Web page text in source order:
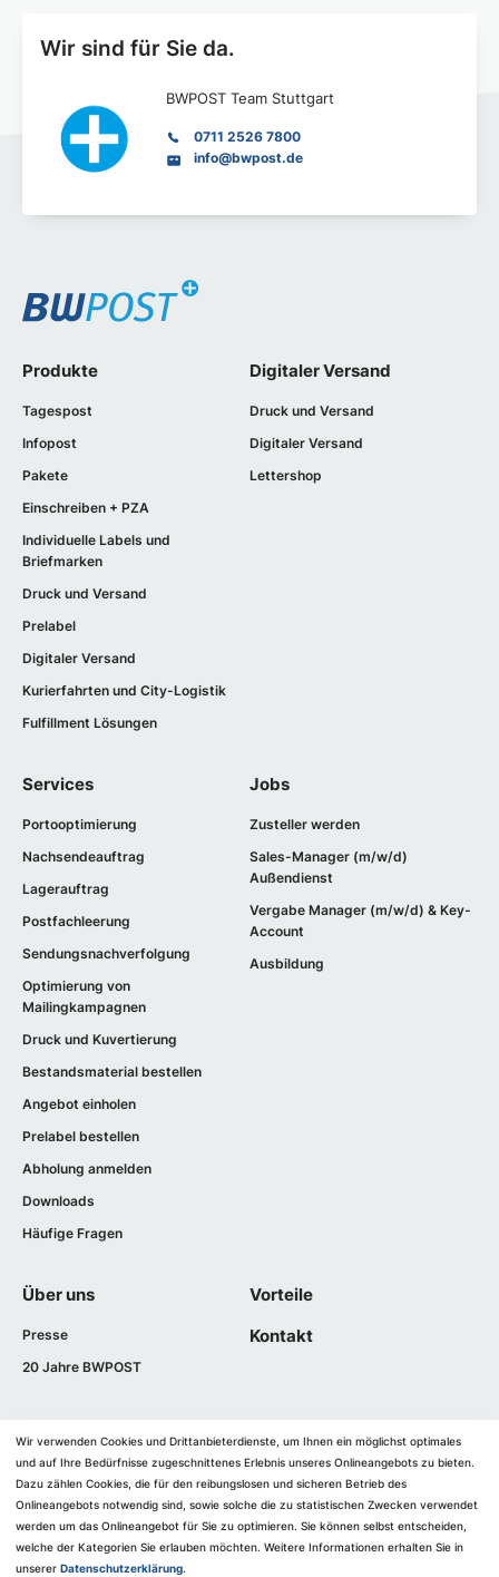
Wir sind für Sie da.
BWPOST Team Stuttgart
0711 2526 7800
info@bwpost.de
Produkte
Tagespost
Infopost
Pakete
Einschreiben + PZA
Individuelle Labels und
Briefmarken
Druck und Versand
Prelabel
Digitaler Versand
Kurierfahrten und City-Logistik
Fulfillment Lösungen
Digitaler Versand
Druck und Versand
Digitaler Versand
Lettershop
Services
Portooptimierung
Nachsendeauftrag
Lagerauftrag
Postfachleerung
Sendungsnachverfolgung
Optimierung von
Mailingkampagnen
Druck und Kuvertierung
Bestandsmaterial bestellen
Angebot einholen
Prelabel bestellen
Abholung anmelden
Downloads
Häufige Fragen
Jobs
Zusteller werden
Sales-Manager (m/w/d)
Außendienst
Vergabe Manager (m/w/d) & Key-
Account
Ausbildung
Über uns
Presse
20 Jahre BWPOST
Vorteile
Kontakt
Impressum
AGB
Barrierefreiheit
Datenschutz
Wir verwenden Cookies und Drittanbieterdienste, um Ihnen ein möglichst optimales
und auf Ihre Bedürfnisse zugeschnittenes ​Erlebnis unseres Onlineangebots zu bieten.
Dazu zählen Cookies, die für den reibungslosen und sicheren Betrieb des
Onlineangebots notwendig sind, sowie solche die zu statistischen Zwecken verwendet
werden um das Onlineangebot für Sie zu optimieren. Sie können selbst entscheiden,
welche der Kategorien Sie erlauben möchten. Weitere Informationen erhalten Sie in
unserer Datenschutzerklärung.